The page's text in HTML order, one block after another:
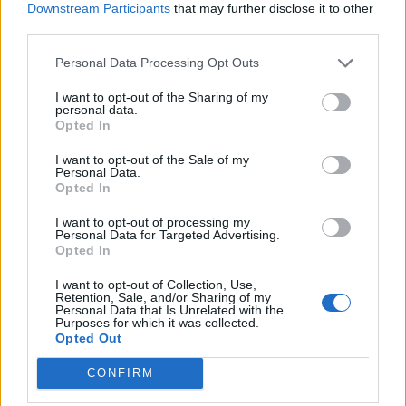
Downstream Participants that may further disclose it to other
Personal Data Processing Opt Outs
I want to opt-out of the Sharing of my
personal data.
Opted In
I want to opt-out of the Sale of my
Personal Data.
Opted In
I want to opt-out of processing my
Personal Data for Targeted Advertising.
Opted In
I want to opt-out of Collection, Use,
Retention, Sale, and/or Sharing of my
Personal Data that Is Unrelated with the
Purposes for which it was collected.
Opted Out
CONFIRM
RESPONSABILITA'
Visualizza tutti i comuni della
provincia di Macerata
Apiro (28)
Belforte del Chienti (42)